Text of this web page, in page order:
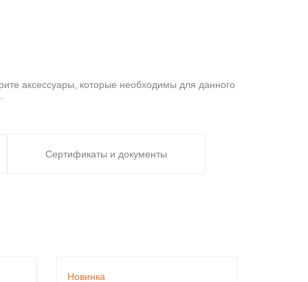
аксессуары, которые необходимы для данного
Сертификаты и документы
Новинка